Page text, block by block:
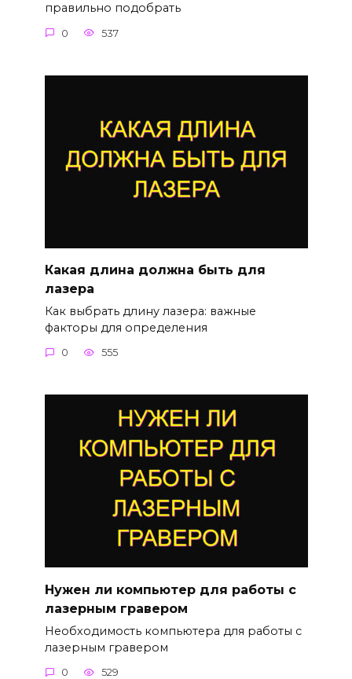
правильно подобрать
0 537
Какая длина должна быть для
лазера
Как выбрать длину лазера: важные
факторы для определения
0 555
Нужен ли компьютер для работы с
лазерным гравером
Необходимость компьютера для работы с
лазерным гравером
0 529